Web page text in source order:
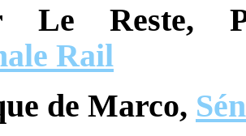
Le Reste,
Rail
de Marco,